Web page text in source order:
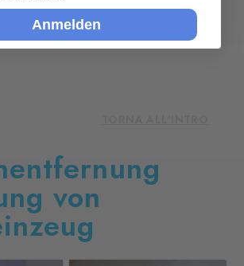
von
Anmelden